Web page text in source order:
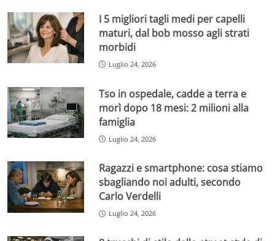
I 5 migliori tagli medi per capelli
maturi, dal bob mosso agli strati
morbidi
Luglio 24, 2026
Tso in ospedale, cadde a terra e
morì dopo 18 mesi: 2 milioni alla
famiglia
Luglio 24, 2026
Ragazzi e smartphone: cosa stiamo
sbagliando noi adulti, secondo
Carlo Verdelli
Luglio 24, 2026